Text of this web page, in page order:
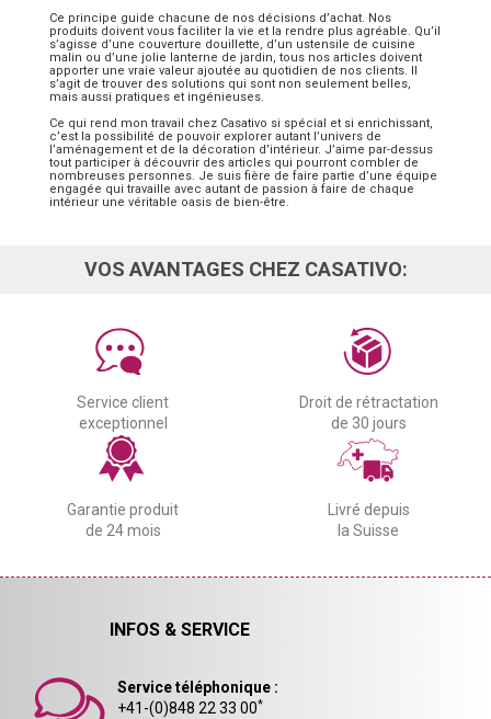
Ce principe guide chacune de nos décisions d’achat. Nos
produits doivent vous faciliter la vie et la rendre plus agréable. Qu’il
s’agisse d’une couverture douillette, d’un ustensile de cuisine
malin ou d’une jolie lanterne de jardin, tous nos articles doivent
apporter une vraie valeur ajoutée au quotidien de nos clients. Il
s’agit de trouver des solutions qui sont non seulement belles,
mais aussi pratiques et ingénieuses.
Ce qui rend mon travail chez Casativo si spécial et si enrichissant,
c’est la possibilité de pouvoir explorer autant l’univers de
l’aménagement et de la décoration d’intérieur. J’aime par-dessus
tout participer à découvrir des articles qui pourront combler de
nombreuses personnes. Je suis fière de faire partie d’une équipe
engagée qui travaille avec autant de passion à faire de chaque
intérieur une véritable oasis de bien-être.
VOS AVANTAGES CHEZ CASATIVO:
Service client
exceptionnel
Droit de rétractation
de 30 jours
Garantie produit
de 24 mois
Livré depuis
la Suisse
INFOS & SERVICE
Service téléphonique :
+41-(0)848 22 33 00*